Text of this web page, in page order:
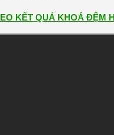
KẾT QUẢ KHOÁ ĐỆM